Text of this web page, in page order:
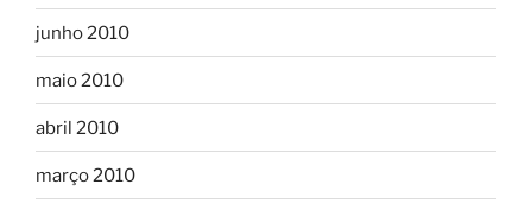
junho 2010
maio 2010
abril 2010
março 2010